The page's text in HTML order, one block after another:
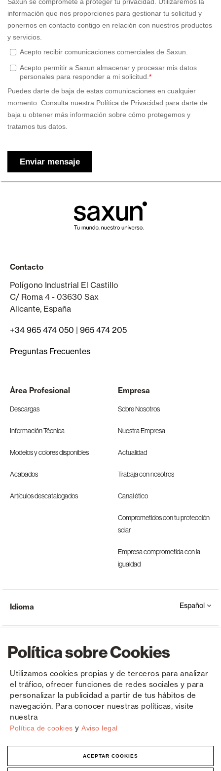
Política sobre Cookies
Utilizamos cookies propias y de terceros para analizar
el tráfico, ofrecer funciones de redes sociales y para
personalizar la publicidad a partir de tus hábitos de
navegación. Para conocer nuestras políticas, visite
nuestra
Política de cookies y Aviso legal
ACEPTAR COOKIES
Contacto
Polígono Industrial El Castillo
C/ Roma 4 - 03630 Sax
Alicante, España
+34 965 474 050 | 965 474 205
Preguntas Frecuentes
Área Profesional
Descargas
Información Técnica
Modelos y colores disponibles
Acabados
Artículos descatalogados
Empresa
Sobre Nosotros
Nuestra Empresa
Actualidad
Trabaja con nosotros
Canal ético
Comprometidos con tu protección
solar
Empresa comprometida con la
igualdad
Copyright © Saxun 2023 - 2026 Política de privacidad Aviso legal Cookies
Idioma Español